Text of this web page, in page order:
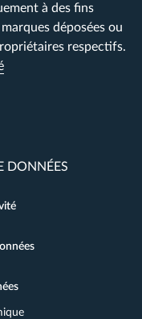
à des fins
déposées ou
respectifs.
DONNÉES